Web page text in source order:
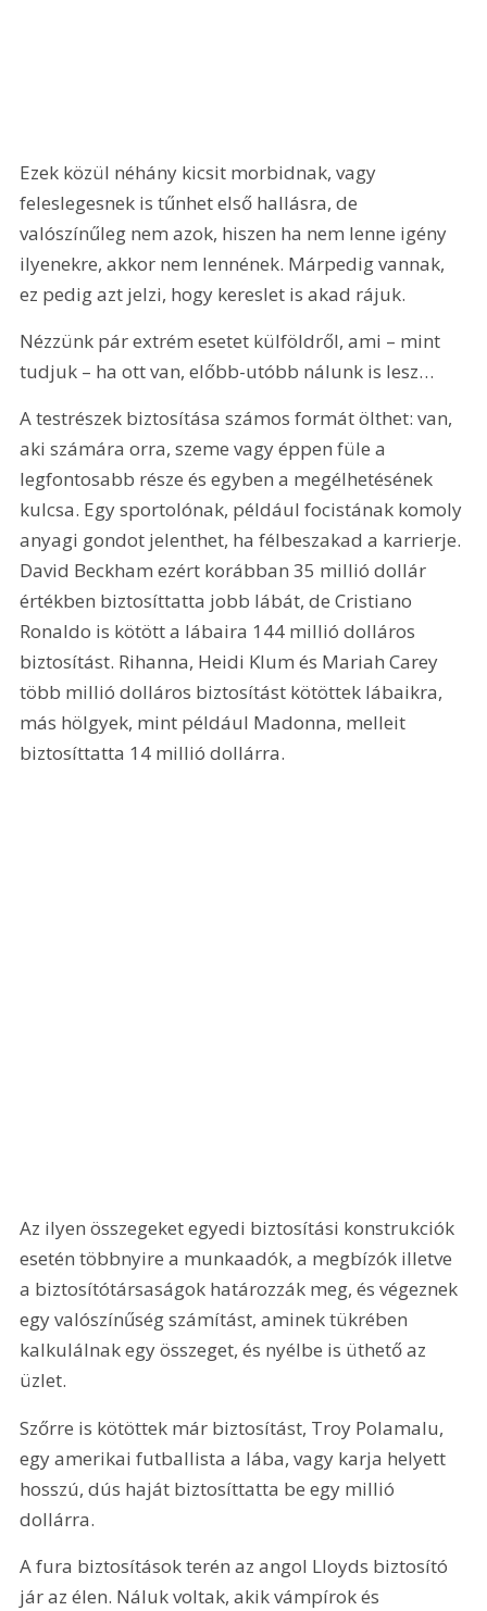
Ezek közül néhány kicsit morbidnak, vagy
feleslegesnek is tűnhet első hallásra, de
valószínűleg nem azok, hiszen ha nem lenne igény
ilyenekre, akkor nem lennének. Márpedig vannak,
ez pedig azt jelzi, hogy kereslet is akad rájuk.
Nézzünk pár extrém esetet külföldről, ami – mint
tudjuk – ha ott van, előbb-utóbb nálunk is lesz…
A testrészek biztosítása számos formát ölthet: van,
aki számára orra, szeme vagy éppen füle a
legfontosabb része és egyben a megélhetésének
kulcsa. Egy sportolónak, például focistának komoly
anyagi gondot jelenthet, ha félbeszakad a karrierje.
David Beckham ezért korábban 35 millió dollár
értékben biztosíttatta jobb lábát, de Cristiano
Ronaldo is kötött a lábaira 144 millió dolláros
biztosítást. Rihanna, Heidi Klum és Mariah Carey
több millió dolláros biztosítást kötöttek lábaikra,
más hölgyek, mint például Madonna, melleit
biztosíttatta 14 millió dollárra.
Az ilyen összegeket egyedi biztosítási konstrukciók
esetén többnyire a munkaadók, a megbízók illetve
a biztosítótársaságok határozzák meg, és végeznek
egy valószínűség számítást, aminek tükrében
kalkulálnak egy összeget, és nyélbe is üthető az
üzlet.
Szőrre is kötöttek már biztosítást, Troy Polamalu,
egy amerikai futballista a lába, vagy karja helyett
hosszú, dús haját biztosíttatta be egy millió
dollárra.
A fura biztosítások terén az angol Lloyds biztosító
jár az élen. Náluk voltak, akik vámpírok és